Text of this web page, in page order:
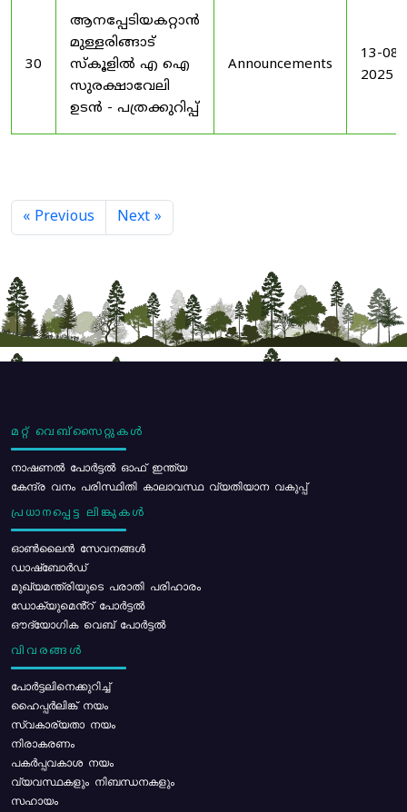
30
ആനപ്പേടിയകറ്റാൻ
മുള്ളരിങ്ങാട്
സ്കൂളിൽ എ ഐ
സുരക്ഷാവേലി
ഉടൻ - പത്രക്കുറിപ്പ്
Announcements
13-08-
2025
« Previous Next »
മറ്റ് വെബ്സൈറ്റുകൾ
നാഷണൽ പോർട്ടൽ ഓഫ് ഇന്ത്യ
കേന്ദ്ര വനം പരിസ്ഥിതി കാലാവസ്ഥ വ്യതിയാന വകുപ്പ്
പ്രധാനപ്പെട്ട ലിങ്കുകൾ
ഓൺലൈൻ സേവനങ്ങൾ
ഡാഷ്ബോർഡ്
മുഖ്യമന്ത്രിയുടെ പരാതി പരിഹാരം
ഡോക്യുമെൻ്റ് പോർട്ടൽ
ഔദ്യോഗിക വെബ് പോർട്ടൽ
വിവരങ്ങൾ
പോര്‍ട്ടലിനെക്കുറിച്ച്
ഹൈപ്പർലിങ്ക് നയം
സ്വകാര്യതാ നയം
നിരാകരണം
പകർപ്പവകാശ നയം
വ്യവസ്ഥകളും നിബന്ധനകളും
സഹായം